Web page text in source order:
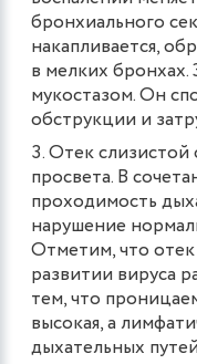
бронхиального
накапливается,
в мелких
мукостазом. Он
обструкции и
Отек слизистой
просвета. В
проходимость
нарушение
Отметим, что
развитии вируса
тем, что
высокая, а
дыхательных